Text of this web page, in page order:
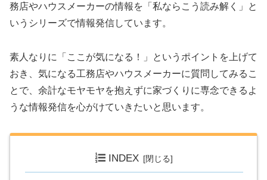
務店やハウスメーカーの情報を「私ならこう読み解く」と
いうシリーズで情報発信しています。
素人なりに「ここが気になる！」というポイントを上げて
おき、気になる工務店やハウスメーカーに質問してみるこ
とで、余計なモヤモヤを抱えずに家づくりに専念できるよ
うな情報発信を心がけていきたいと思います。
INDEX